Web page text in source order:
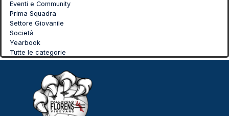
Eventi e Community
Prima Squadra
Settore Giovanile
Società
Yearbook
Tutte le categorie